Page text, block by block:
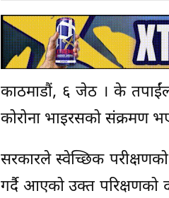
काठमाडौं, ६ जेठ । के
कोरोना भाइरसको संक्रमण
सरकारले स्वेच्छिक परीक्षणको
गर्दै आएको उक्त परिक्षणको